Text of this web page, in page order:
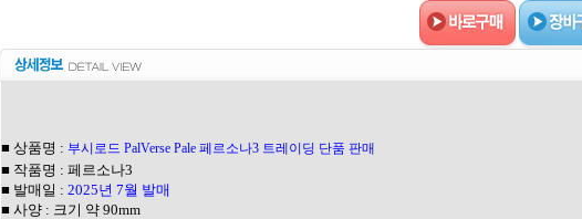
■ 상품명 : 부시로드 PalVerse Pale 페르소나3 트레이딩 단품 판매
■ 작품명 : 페르소나3
■ 발매일 : 2025년 7월 발매
■ 사양 : 크기 약 90mm